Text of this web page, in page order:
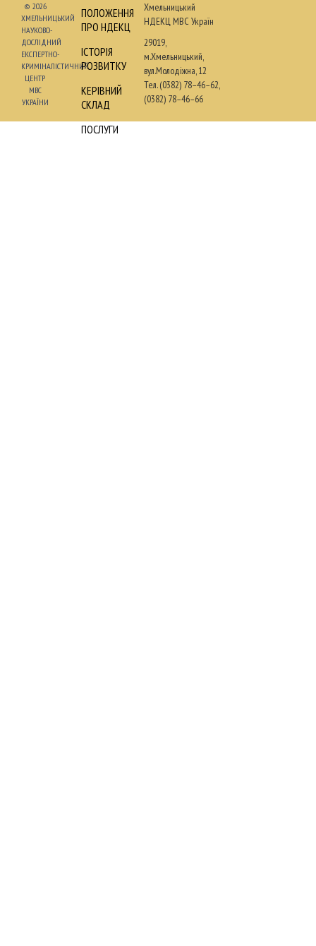
© 2026
ХМЕЛЬНИЦЬКИЙ
НАУКОВО-
ДОСЛІДНИЙ
ЕКСПЕРТНО-
КРИМІНАЛІСТИЧНИЙ
ЦЕНТР
МВС
УКРАЇНИ
ПОЛОЖЕННЯ
ПРО НДЕКЦ
ІСТОРІЯ
РОЗВИТКУ
КЕРІВНИЙ
СКЛАД
ПОСЛУГИ
Хмельницький
НДЕКЦ МВС Україн
29019,
м.Хмельницький,
вул.Молодіжна, 12
Тел. (0382) 78–46–62,
(0382) 78–46–66